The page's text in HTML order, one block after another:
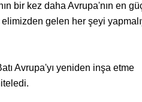
bir kez daha Avrupa'nın en
gelen her şeyi
Avrupa'yı yeniden inşa etme